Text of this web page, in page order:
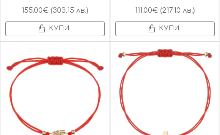
155.00€ (303.15 лв.)
КУПИ
111.00€ (217.10 лв.)
КУПИ